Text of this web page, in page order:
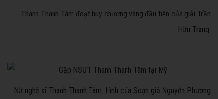
Thanh Thanh Tâm đoạt huy chương vàng đầu tiên của giải Trần
Hữu Trang.
Nữ nghệ sĩ Thanh Thanh Tâm. Hình của Soạn giả Nguyễn Phương